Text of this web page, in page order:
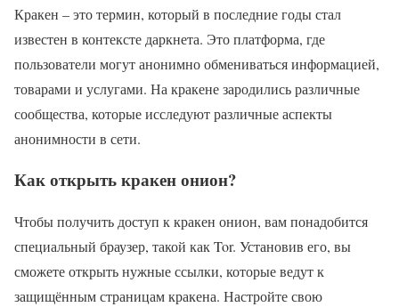
Кракен – это термин, который в последние годы стал
известен в контексте даркнета. Это платформа, где
пользователи могут анонимно обмениваться информацией,
товарами и услугами. На кракене зародились различные
сообщества, которые исследуют различные аспекты
анонимности в сети.
Как открыть кракен онион?
Чтобы получить доступ к кракен онион, вам понадобится
специальный браузер, такой как Tor. Установив его, вы
сможете открыть нужные ссылки, которые ведут к
защищённым страницам кракена. Настройте свою